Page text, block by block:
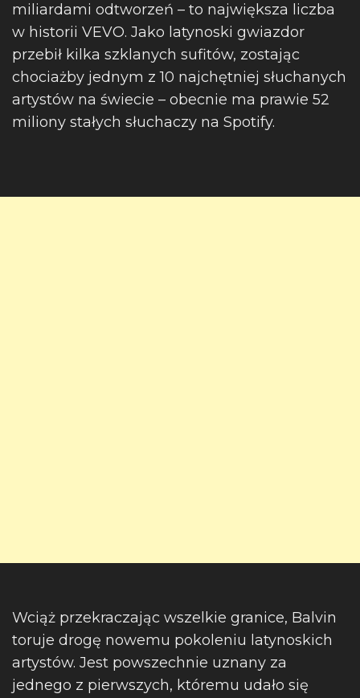
miliardami odtworzeń – to największa liczba
w historii VEVO. Jako latynoski gwiazdor
przebił kilka szklanych sufitów, zostając
chociażby jednym z 10 najchętniej słuchanych
artystów na świecie – obecnie ma prawie 52
miliony stałych słuchaczy na Spotify.
Wciąż przekraczając wszelkie granice, Balvin
toruje drogę nowemu pokoleniu latynoskich
artystów. Jest powszechnie uznany za
jednego z pierwszych, któremu udało się